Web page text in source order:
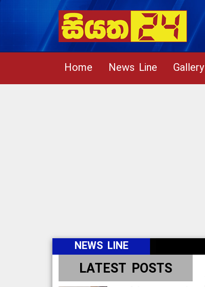
Home News Line Gallery
NEWS LINE
LATEST POSTS